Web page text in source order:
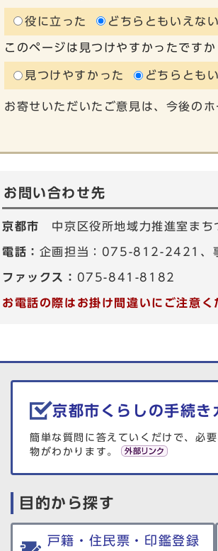
役に立った どちらともいえない
このページは見つけやすかったですか
見つけやすかった どちらとも
お寄せいただいたご意見は、今後の
お問い合わせ先
京都市 中京区役所地域力推進室まち
電話： 企画担当：075-812-2421、
ファックス： 075-841-8182
お電話の際はお掛け間違いにご注意く
生活情報を探す
京都市くらしの手続き
簡単な質問に答えていくだけで、必
物がわかります。
目的から探す
戸籍・住民票・印鑑登録